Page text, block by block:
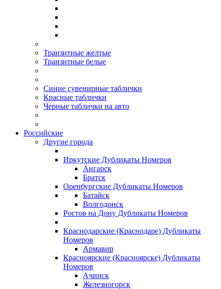
Транзитные желтые
Транзитные белые
Синие сувенирные таблички
Красные таблички
Черные таблички на авто
Российские
Другие города
Иркутские Дубликаты Номеров
Ангарск
Братск
Оренбургские Дубликаты Номеров
Батайск
Волгодонск
Ростов на Дону Дубликаты Номеров
Краснодарские (Краснодаре) Дубликаты
Номеров
Армавир
Красноярские (Красноярске) Дубликаты
Номеров
Ачинск
Железногорск